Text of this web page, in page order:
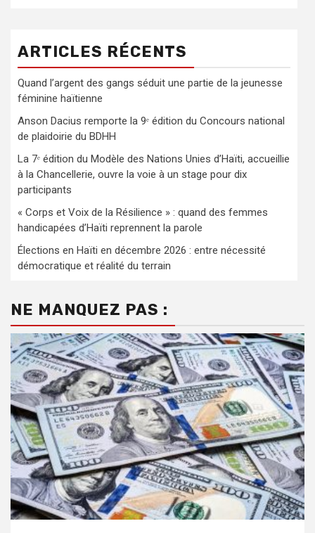
ARTICLES RÉCENTS
Quand l’argent des gangs séduit une partie de la jeunesse
féminine haïtienne
Anson Dacius remporte la 9ᵉ édition du Concours national
de plaidoirie du BDHH
La 7ᵉ édition du Modèle des Nations Unies d’Haïti, accueillie
à la Chancellerie, ouvre la voie à un stage pour dix
participants
« Corps et Voix de la Résilience » : quand des femmes
handicapées d’Haïti reprennent la parole
Élections en Haïti en décembre 2026 : entre nécessité
démocratique et réalité du terrain
NE MANQUEZ PAS :